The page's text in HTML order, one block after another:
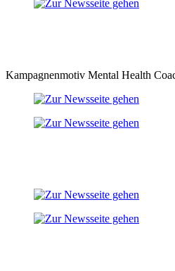
Kampagnenmotiv Mental Health